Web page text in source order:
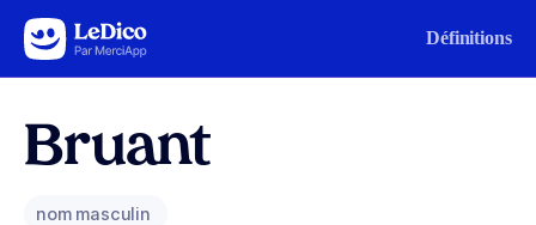
Aller au contenu Définitions
Bruant
nom masculin